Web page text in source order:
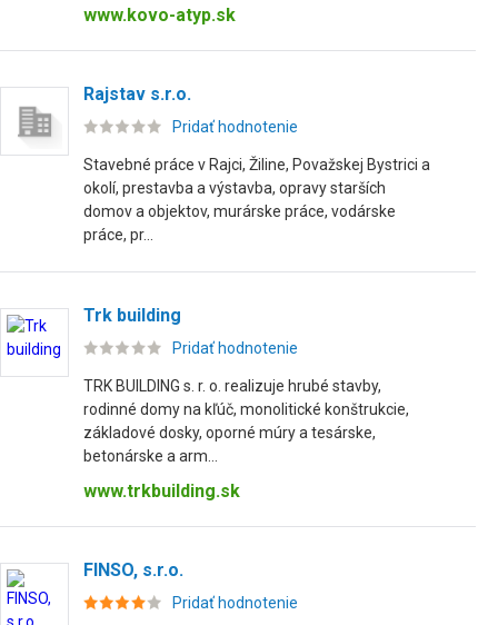
www.kovo-atyp.sk
Rajstav s.r.o.
Pridať hodnotenie
Stavebné práce v Rajci, Žiline, Považskej Bystrici a
okolí, prestavba a výstavba, opravy starších
domov a objektov, murárske práce, vodárske
práce, pr...
Trk building
Pridať hodnotenie
TRK BUILDING s. r. o. realizuje hrubé stavby,
rodinné domy na kľúč, monolitické konštrukcie,
základové dosky, oporné múry a tesárske,
betonárske a arm...
www.trkbuilding.sk
FINSO, s.r.o.
Pridať hodnotenie